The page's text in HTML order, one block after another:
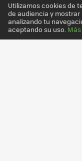
Utilizamos cookies de
de audiencia y
analizando tu
aceptando su uso.